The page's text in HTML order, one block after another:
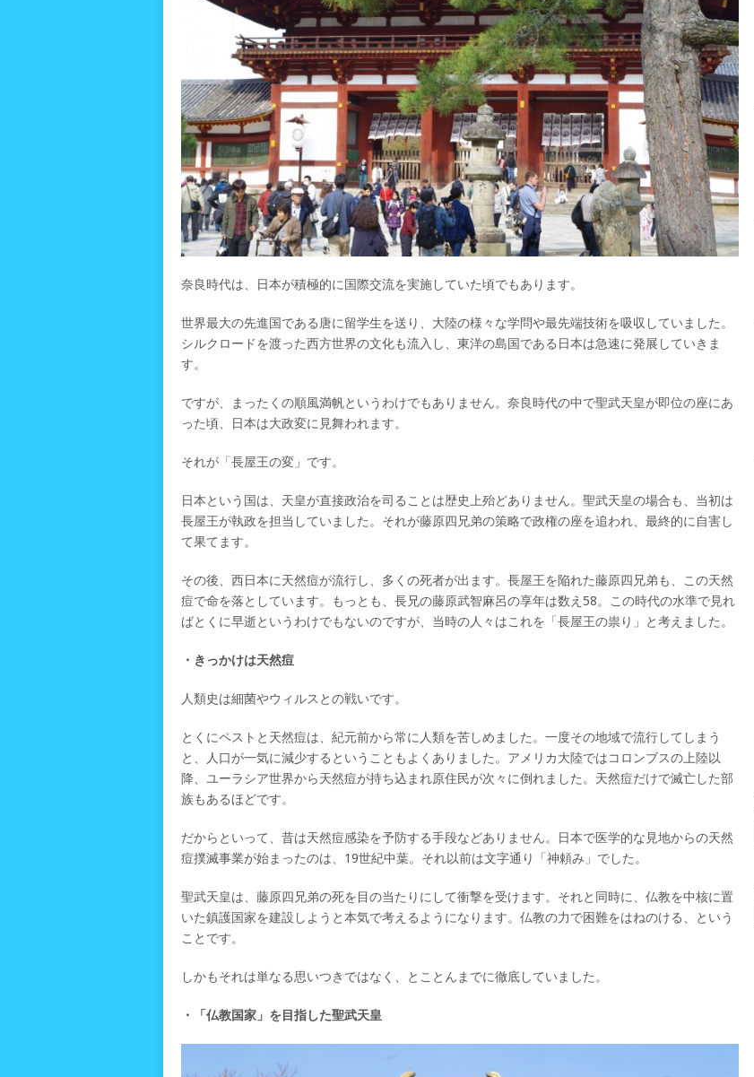
奈良時代は、日本が積極的に国際交流を実施していた頃でもあります。
世界最大の先進国である唐に留学生を送り、大陸の様々な学問や最先端技術を吸収していました。
シルクロードを渡った西方世界の文化も流入し、東洋の島国である日本は急速に発展していきま
す。
ですが、まったくの順風満帆というわけでもありません。奈良時代の中で聖武天皇が即位の座にあ
った頃、日本は大政変に見舞われます。
それが「長屋王の変」です。
日本という国は、天皇が直接政治を司ることは歴史上殆どありません。聖武天皇の場合も、当初は
長屋王が執政を担当していました。それが藤原四兄弟の策略で政権の座を追われ、最終的に自害し
て果てます。
その後、西日本に天然痘が流行し、多くの死者が出ます。長屋王を陥れた藤原四兄弟も、この天然
痘で命を落としています。もっとも、長兄の藤原武智麻呂の享年は数え58。この時代の水準で見れ
ばとくに早逝というわけでもないのですが、当時の人々はこれを「長屋王の祟り」と考えました。
・きっかけは天然痘
人類史は細菌やウィルスとの戦いです。
とくにペストと天然痘は、紀元前から常に人類を苦しめました。一度その地域で流行してしまう
と、人口が一気に減少するということもよくありました。アメリカ大陸ではコロンブスの上陸以
降、ユーラシア世界から天然痘が持ち込まれ原住民が次々に倒れました。天然痘だけで滅亡した部
族もあるほどです。
だからといって、昔は天然痘感染を予防する手段などありません。日本で医学的な見地からの天然
痘撲滅事業が始まったのは、19世紀中葉。それ以前は文字通り「神頼み」でした。
聖武天皇は、藤原四兄弟の死を目の当たりにして衝撃を受けます。それと同時に、仏教を中核に置
いた鎮護国家を建設しようと本気で考えるようになります。仏教の力で困難をはねのける、という
ことです。
しかもそれは単なる思いつきではなく、とことんまでに徹底していました。
・「仏教国家」を目指した聖武天皇